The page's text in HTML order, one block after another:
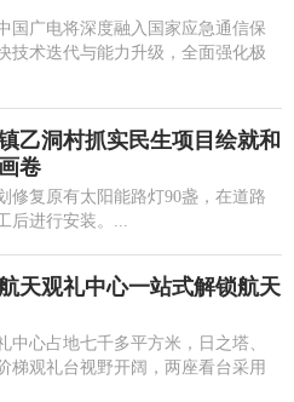
国广电将深度融入国家应急通信保
技术迭代与能力升级，全面强化极
乙洞村抓实民生项目绘就和
卷
修复原有太阳能路灯90盏，在道路
后进行安装。...
天观礼中心一站式解锁航天
中心占地七千多平方米，日之塔、
梯观礼台视野开阔，两座看台采用